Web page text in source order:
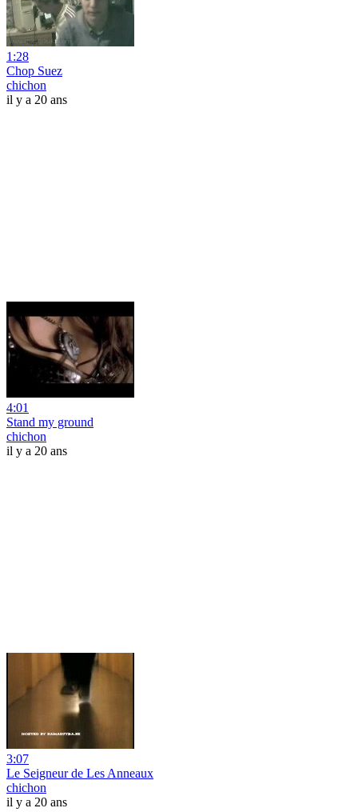
1:28
Chop Suez
chichon
il y a 20 ans
4:01
Stand my ground
chichon
il y a 20 ans
3:07
Le Seigneur de Les Anneaux
chichon
il y a 20 ans